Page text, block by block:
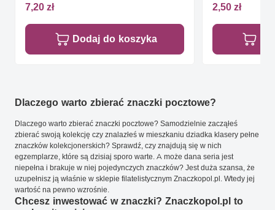
7,20 zł
Dodaj do koszyka
2,50 zł
Dlaczego warto zbierać znaczki pocztowe?
Dlaczego warto zbierać znaczki pocztowe? Samodzielnie zacząłeś
zbierać swoją kolekcję czy znalazłeś w mieszkaniu dziadka klasery pełne
znaczków kolekcjonerskich? Sprawdź, czy znajdują się w nich
egzemplarze, które są dzisiaj sporo warte. A może dana seria jest
niepełna i brakuje w niej pojedynczych znaczków? Jest duża szansa, że
uzupełnisz ją właśnie w sklepie filatelistycznym Znaczkopol.pl. Wtedy jej
wartość na pewno wzrośnie.
Chcesz inwestować w znaczki? Znaczkopol.pl to